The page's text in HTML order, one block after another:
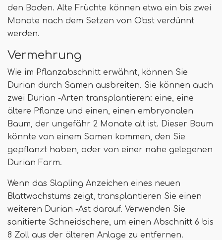
den Boden. Alte Früchte können etwa ein bis zwei
Monate nach dem Setzen von Obst verdünnt
werden.
Vermehrung
Wie im Pflanzabschnitt erwähnt, können Sie
Durian durch Samen ausbreiten. Sie können auch
zwei Durian -Arten transplantieren: eine, eine
ältere Pflanze und einen, einen embryonalen
Baum, der ungefähr 2 Monate alt ist. Dieser Baum
könnte von einem Samen kommen, den Sie
gepflanzt haben, oder von einer nahe gelegenen
Durian Farm.
Wenn das Slapling Anzeichen eines neuen
Blattwachstums zeigt, transplantieren Sie einen
weiteren Durian -Ast darauf. Verwenden Sie
sanitierte Schneidschere, um einen Abschnitt 6 bis
8 Zoll aus der älteren Anlage zu entfernen.